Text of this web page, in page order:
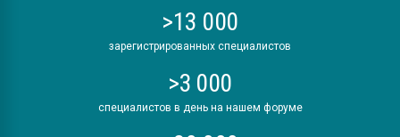
>13 000
зарегистрированных специалистов
>3 000
специалистов в день на нашем форуме